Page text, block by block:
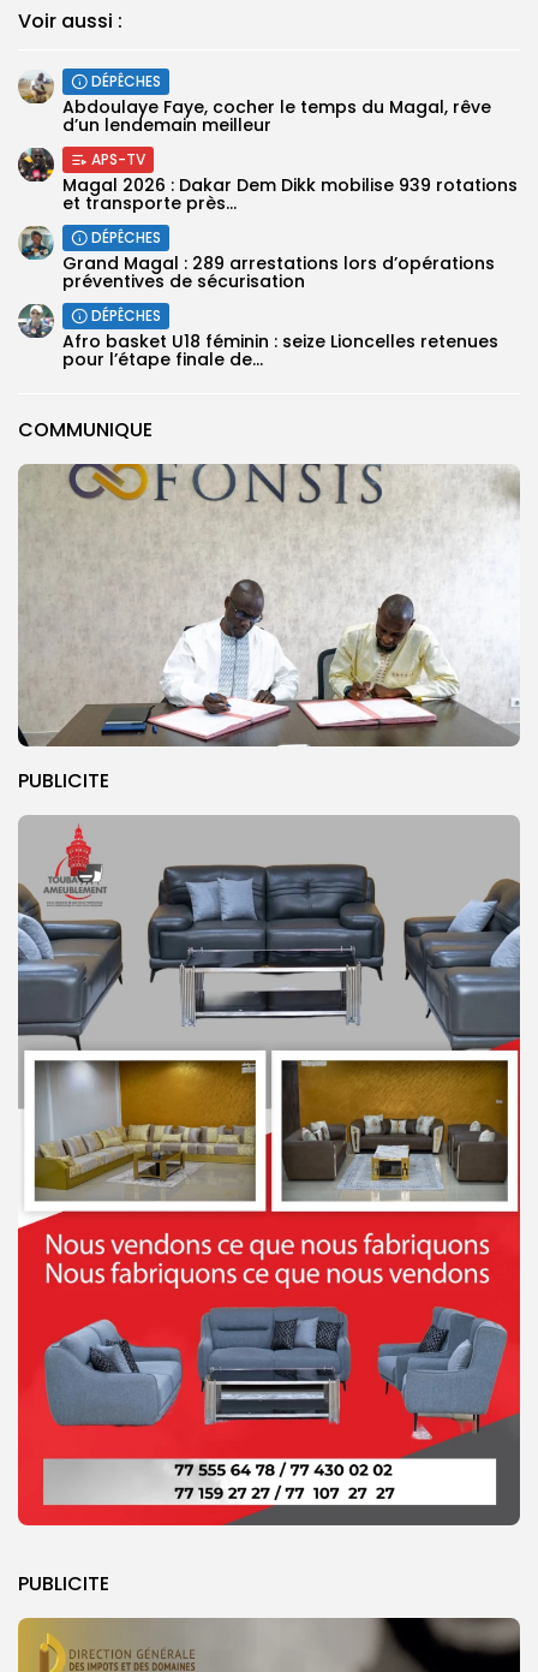
COMMUNIQUE
PUBLICITE
PUBLICITE
Voir aussi :
DÉPÊCHES
Abdoulaye Faye, cocher le temps du Magal, rêve
d’un lendemain meilleur
APS-TV
Magal 2026 : Dakar Dem Dikk mobilise 939 rotations
et transporte près...
DÉPÊCHES
Grand Magal : 289 arrestations lors d’opérations
préventives de sécurisation
DÉPÊCHES
‎Afro basket U18 féminin : seize Lioncelles retenues
pour l’étape finale de...